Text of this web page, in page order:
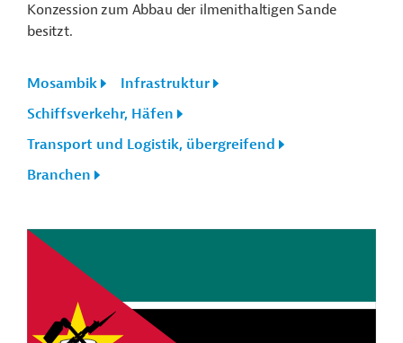
Konzession zum Abbau der ilmenithaltigen Sande
besitzt.
Mosambik
Infrastruktur
Schiffsverkehr, Häfen
Transport und Logistik, übergreifend
Branchen